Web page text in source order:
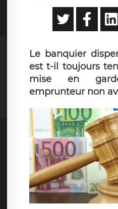
Le banquier
est t-il toujours
mise en
emprunteur non